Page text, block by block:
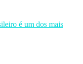
é um dos mais